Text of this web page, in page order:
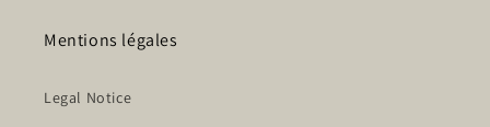
Mentions légales
Legal Notice